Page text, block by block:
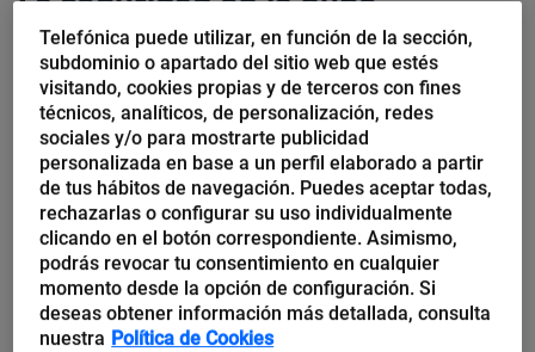
Uno de los inconvenientes, quizás el mayor de todos, que
lastran la adopción masiva de servicios de Cloud Computing en
el entorno de las Grandes Empresas es la seguridad....
Telefónica puede utilizar, en función de la sección,
subdominio o apartado del sitio web que estés
visitando, cookies propias y de terceros con fines
técnicos, analíticos, de personalización, redes
sociales y/o para mostrarte publicidad
personalizada en base a un perfil elaborado a partir
de tus hábitos de navegación. Puedes aceptar todas,
rechazarlas o configurar su uso individualmente
clicando en el botón correspondiente. Asimismo,
podrás revocar tu consentimiento en cualquier
momento desde la opción de configuración. Si
deseas obtener información más detallada, consulta
nuestra Política de Cookies